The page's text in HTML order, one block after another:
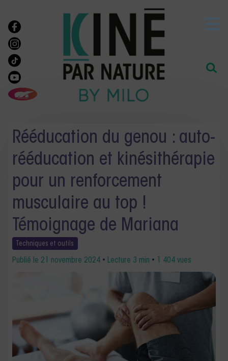
Rééducation du genou : auto-
rééducation et kinésithérapie
pour un renforcement
musculaire au top !
Témoignage de Mariana
Techniques et outils
Publié le 21 novembre 2024 • Lecture 3 min • 1 404 vues